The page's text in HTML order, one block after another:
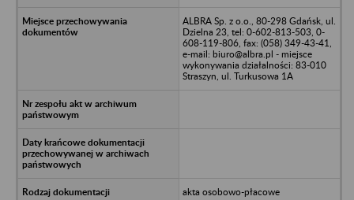
ALBRA Sp. z o.o., 80-298 Gdańsk, ul.
Dzielna 23, tel: 0-602-813-503, 0-
608-119-806, fax: (058) 349-43-41,
e-mail: biuro@albra.pl - miejsce
wykonywania działalności: 83-010
Straszyn, ul. Turkusowa 1A
akta osobowo-płacowe